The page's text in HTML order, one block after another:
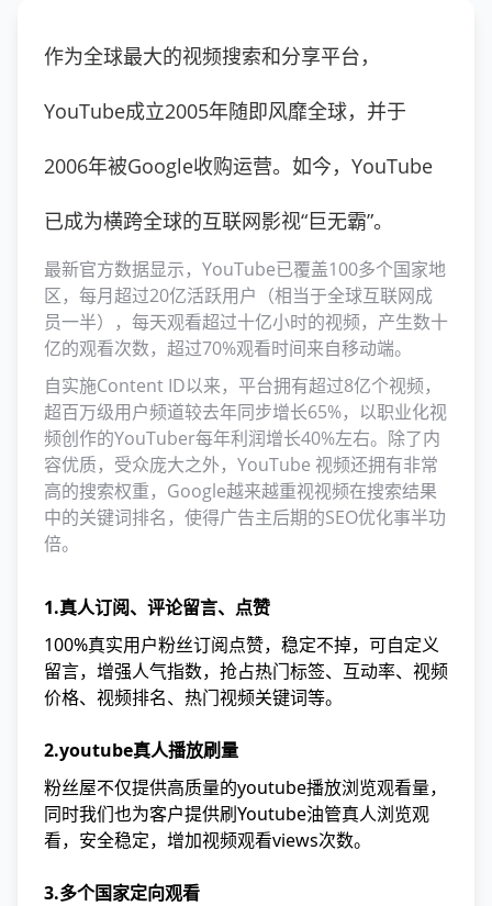
作为全球最大的视频搜索和分享平台，
YouTube成立2005年随即风靡全球，并于
2006年被Google收购运营。如今，YouTube
已成为横跨全球的互联网影视“巨无霸”。
最新官方数据显示，YouTube已覆盖100多个国家地
区，每月超过20亿活跃用户（相当于全球互联网成
员一半），每天观看超过十亿小时的视频，产生数十
亿的观看次数，超过70%观看时间来自移动端。
自实施Content ID以来，平台拥有超过8亿个视频，
超百万级用户频道较去年同步增长65%，以职业化视
频创作的YouTuber每年利润增长40%左右。除了内
容优质，受众庞大之外，YouTube 视频还拥有非常
高的搜索权重，Google越来越重视视频在搜索结果
中的关键词排名，使得广告主后期的SEO优化事半功
倍。
1.真人订阅、评论留言、点赞
100%真实用户粉丝订阅点赞，稳定不掉，可自定义
留言，增强人气指数，抢占热门标签、互动率、视频
价格、视频排名、热门视频关键词等。
2.youtube真人播放刷量
粉丝屋不仅提供高质量的youtube播放浏览观看量，
同时我们也为客户提供刷Youtube油管真人浏览观
看，安全稳定，增加视频观看views次数。
3.多个国家定向观看